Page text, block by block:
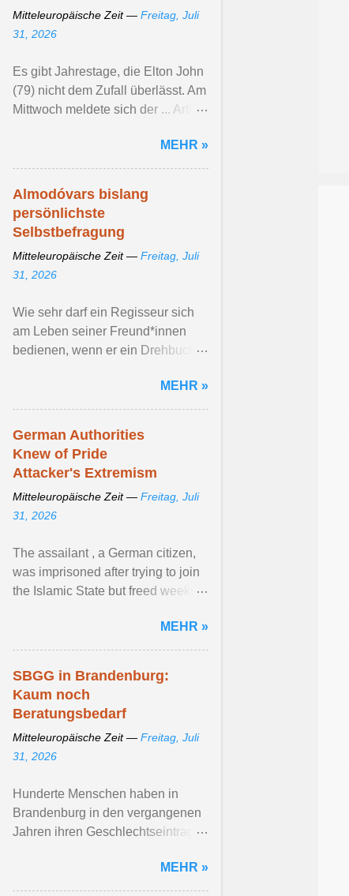
Mitteleuropäische Zeit — Freitag, Juli
31, 2026
Es gibt Jahrestage, die Elton John
(79) nicht dem Zufall überlässt. Am
Mittwoch meldete sich der ... Artikel
MEHR »
Almodóvars bislang
persönlichste
Selbstbefragung
Mitteleuropäische Zeit — Freitag, Juli
31, 2026
Wie sehr darf ein Regisseur sich
am Leben seiner Freund*innen
bedienen, wenn er ein Drehbuch
künstlerischen Schaffens ... Artikel
ansehen ...
MEHR »
German Authorities
Knew of Pride
Attacker's Extremism
Mitteleuropäische Zeit — Freitag, Juli
31, 2026
The assailant , a German citizen,
was imprisoned after trying to join
the Islamic State but freed weeks
MEHR »
SBGG in Brandenburg:
Kaum noch
Beratungsbedarf
Mitteleuropäische Zeit — Freitag, Juli
31, 2026
Hunderte Menschen haben in
Brandenburg in den vergangenen
Jahren ihren Geschlechtseintrag
MEHR »